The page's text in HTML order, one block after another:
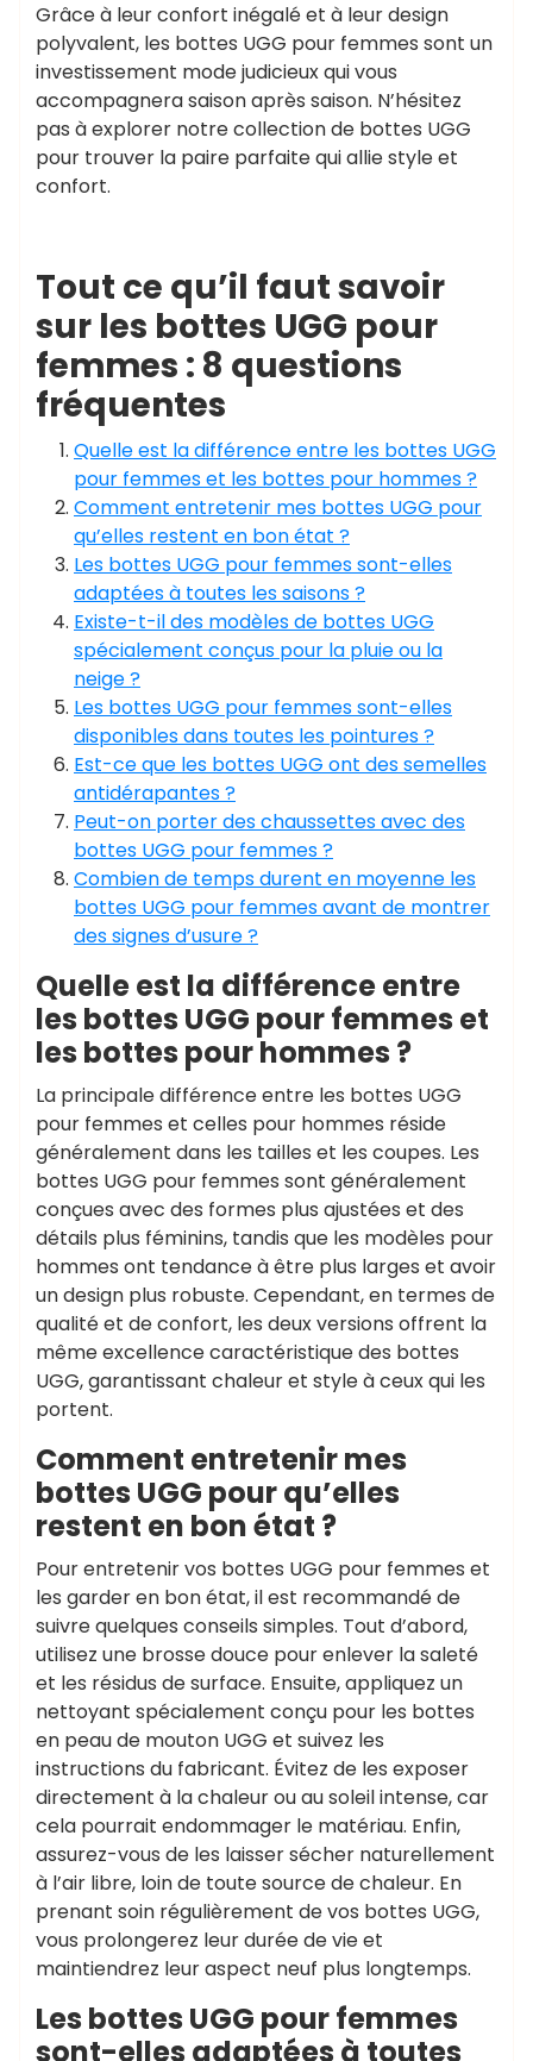
Grâce à leur confort inégalé et à leur design
polyvalent, les bottes UGG pour femmes sont un
investissement mode judicieux qui vous
accompagnera saison après saison. N’hésitez
pas à explorer notre collection de bottes UGG
pour trouver la paire parfaite qui allie style et
confort.
Tout ce qu’il faut savoir
sur les bottes UGG pour
femmes : 8 questions
fréquentes
Quelle est la différence entre les bottes UGG
pour femmes et les bottes pour hommes ?
Comment entretenir mes bottes UGG pour
qu’elles restent en bon état ?
Les bottes UGG pour femmes sont-elles
adaptées à toutes les saisons ?
Existe-t-il des modèles de bottes UGG
spécialement conçus pour la pluie ou la
neige ?
Les bottes UGG pour femmes sont-elles
disponibles dans toutes les pointures ?
Est-ce que les bottes UGG ont des semelles
antidérapantes ?
Peut-on porter des chaussettes avec des
bottes UGG pour femmes ?
Combien de temps durent en moyenne les
bottes UGG pour femmes avant de montrer
des signes d’usure ?
Quelle est la différence entre
les bottes UGG pour femmes et
les bottes pour hommes ?
La principale différence entre les bottes UGG
pour femmes et celles pour hommes réside
généralement dans les tailles et les coupes. Les
bottes UGG pour femmes sont généralement
conçues avec des formes plus ajustées et des
détails plus féminins, tandis que les modèles pour
hommes ont tendance à être plus larges et avoir
un design plus robuste. Cependant, en termes de
qualité et de confort, les deux versions offrent la
même excellence caractéristique des bottes
UGG, garantissant chaleur et style à ceux qui les
portent.
Comment entretenir mes
bottes UGG pour qu’elles
restent en bon état ?
Pour entretenir vos bottes UGG pour femmes et
les garder en bon état, il est recommandé de
suivre quelques conseils simples. Tout d’abord,
utilisez une brosse douce pour enlever la saleté
et les résidus de surface. Ensuite, appliquez un
nettoyant spécialement conçu pour les bottes
en peau de mouton UGG et suivez les
instructions du fabricant. Évitez de les exposer
directement à la chaleur ou au soleil intense, car
cela pourrait endommager le matériau. Enfin,
assurez-vous de les laisser sécher naturellement
à l’air libre, loin de toute source de chaleur. En
prenant soin régulièrement de vos bottes UGG,
vous prolongerez leur durée de vie et
maintiendrez leur aspect neuf plus longtemps.
Les bottes UGG pour femmes
sont-elles adaptées à toutes